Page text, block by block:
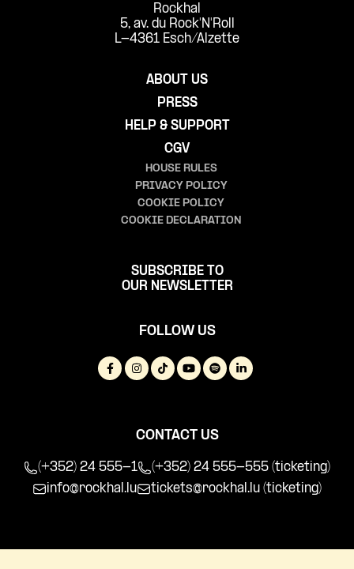
Rockhal
5, av. du Rock'N'Roll
L-4361 Esch/Alzette
ABOUT US
PRESS
HELP & SUPPORT
CGV
HOUSE RULES
PRIVACY POLICY
COOKIE POLICY
COOKIE DECLARATION
SUBSCRIBE TO
OUR NEWSLETTER
FOLLOW US
CONTACT US
(+352) 24 555-1
(+352) 24 555-555 (ticketing)
info@rockhal.lu
tickets@rockhal.lu (ticketing)